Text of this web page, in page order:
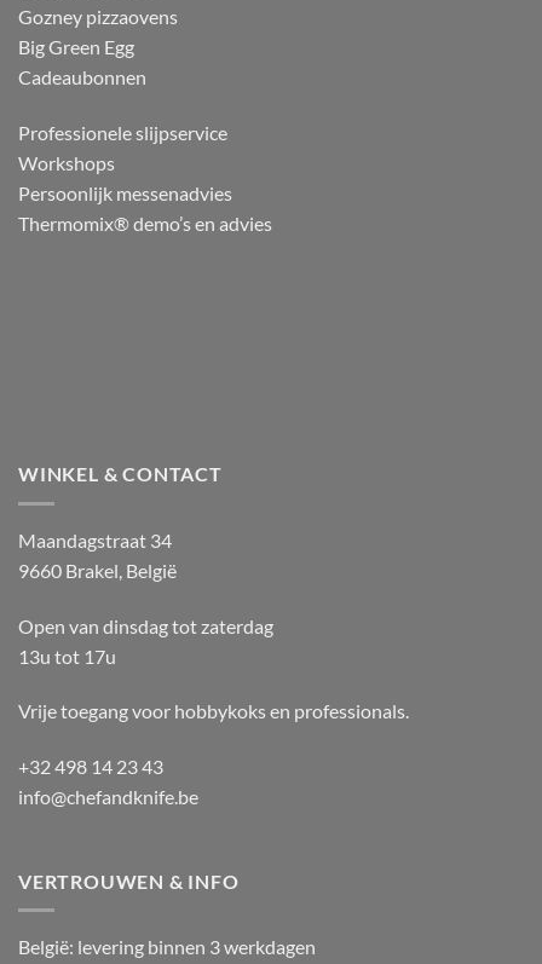
Gozney pizzaovens
Big Green Egg
Cadeaubonnen
Professionele slijpservice
Workshops
Persoonlijk messenadvies
Thermomix® demo’s en advies
WINKEL & CONTACT
Maandagstraat 34
9660 Brakel, België
Open van dinsdag tot zaterdag
13u tot 17u
Vrije toegang voor hobbykoks en professionals.
+32 498 14 23 43
info@chefandknife.be
VERTROUWEN & INFO
België: levering binnen 3 werkdagen